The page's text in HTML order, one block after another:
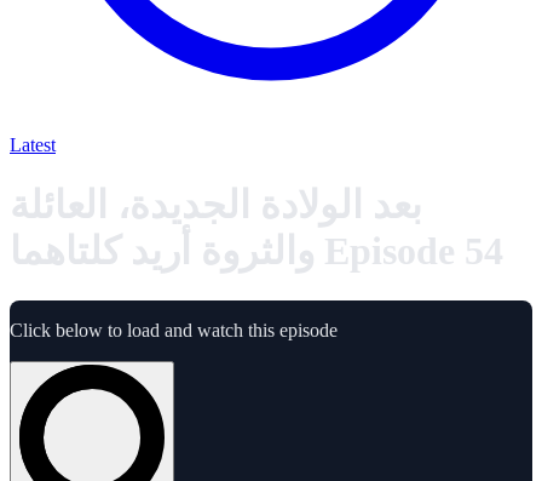
Latest
بعد الولادة الجديدة، العائلة
والثروة أريد كلتاهما Episode 54
Click below to load and watch this episode